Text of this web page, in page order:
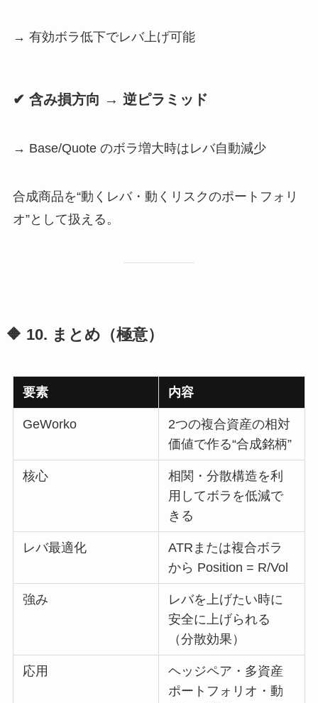
→ 有効ボラ低下でレバ上げ可能
✔ 含み損方向 → 逆ピラミッド
→ Base/Quote のボラ増大時はレバ自動減少
合成商品を“動くレバ・動くリスクのポートフォリ
オ”として扱える。
🔶 10. まとめ（極意）
要素 内容
GeWorko
2つの複合資産の相対
価値で作る“合成銘柄”
核心
相関・分散構造を利
用してボラを低減で
きる
レバ最適化
ATRまたは複合ボラ
から Position = R/Vol
強み
レバを上げたい時に
安全に上げられる
（分散効果）
応用
ヘッジペア・多資産
ポートフォリオ・動